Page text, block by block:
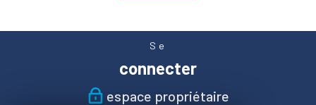
Se
connecter
espace propriétaire